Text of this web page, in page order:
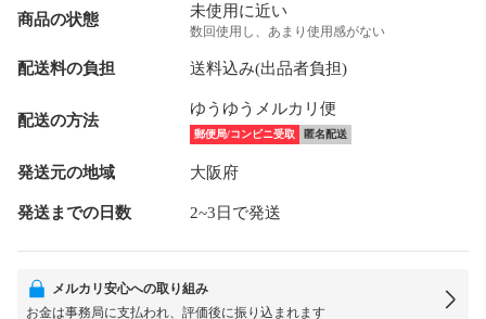
商品の状態 未使用に近い
数回使用し、あまり使用感がない
配送料の負担 送料込み(出品者負担)
配送の方法
ゆうゆうメルカリ便
郵便局/コンビニ受取 匿名配送
発送元の地域 大阪府
発送までの日数 2~3日で発送
メルカリ安心への取り組み
お金は事務局に支払われ、評価後に振り込まれます